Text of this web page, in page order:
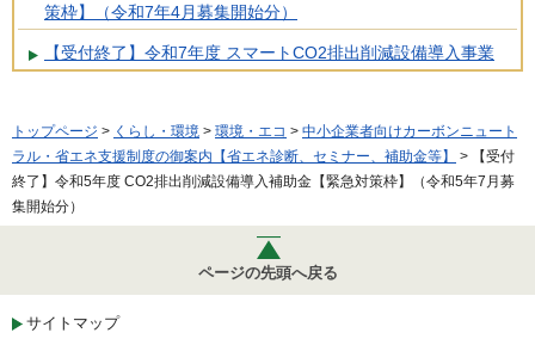
策枠】（令和7年4月募集開始分）
【受付終了】令和7年度 スマートCO2排出削減設備導入事業
トップページ > くらし・環境 > 環境・エコ > 中小企業者向けカーボンニュート
ラル・省エネ支援制度の御案内【省エネ診断、セミナー、補助金等】
> 【受付
終了】令和5年度 CO2排出削減設備導入補助金【緊急対策枠】（令和5年7月募
集開始分）
ページの先頭へ戻る
サイトマップ